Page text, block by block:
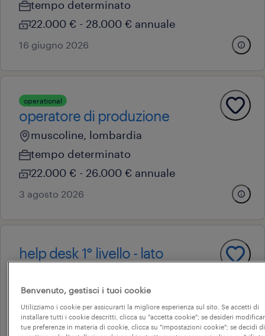
tempo determinato
22.000 € - 28.000 € annuale
16 giugno 2026
operational
operatore di produzione
muscoline, lombardia
tempo determinato
22.000 € - 26.000 € annuale
3 agosto 2026
help desk 1° livello - lato
dello, lombardia
tempo determinato
22.000 € - 28.000 € annuale
Benvenuto, gestisci i tuoi cookie
Utilizziamo i cookie per assicurarti la migliore esperienza sul sito. Se accetti di
installare tutti i cookie descritti, clicca su "accetta cookie"; se desideri
tue preferenze in materia di cookie, clicca su "impostazioni cookie"; se decidi di